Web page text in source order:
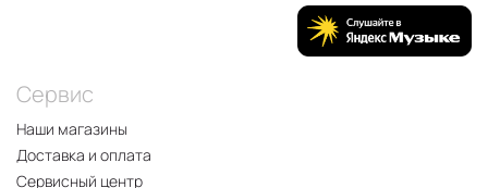
Сервис
Наши магазины
Доставка и оплата
Сервисный центр